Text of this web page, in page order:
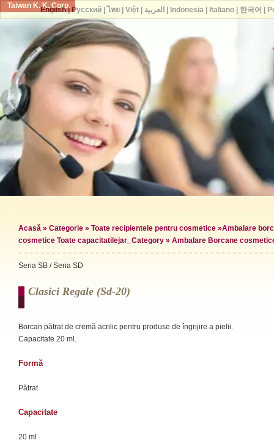
Taiwan K. K. Corp.
Acasă » Categorie » Toate recipientele pentru cosmetice »Ambalare
cosmetice Toate capacitatilejar_Category » Ambalare Borcane
Seria SB / Seria SD
Clasici Regale (sd-20)
Borcan pătrat de cremă acrilic pentru produse de îngrijire a pielii.
Capacitate 20 ml.
Formă
Pătrat
Capacitate
20 ml
English| Русский| ไทย| Việt| العربية Indonesia| Italiano| 한국어